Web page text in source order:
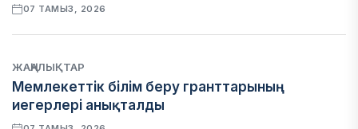
07 ТАМЫЗ, 2026
ЖАҢАЛЫҚТАР
Мемлекеттік білім беру гранттарының
иегерлері анықталды